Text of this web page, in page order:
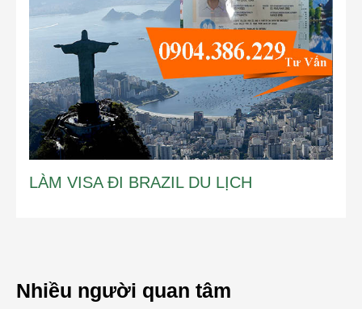
LÀM VISA ĐI BRAZIL DU LỊCH
Nhiều người quan tâm